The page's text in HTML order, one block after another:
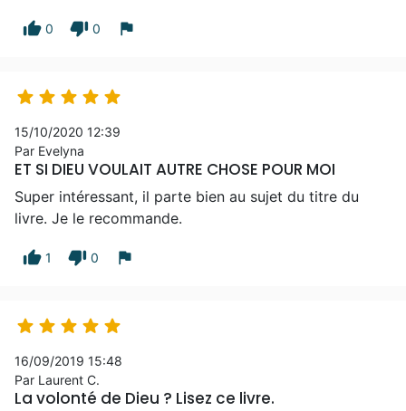
thumb_up 0 thumb_down 0 flag
    
15/10/2020 12:39
Par Evelyna
ET SI DIEU VOULAIT AUTRE CHOSE POUR MOI
Super intéressant, il parte bien au sujet du titre du
livre. Je le recommande.
thumb_up 1 thumb_down 0 flag
    
16/09/2019 15:48
Par Laurent C.
La volonté de Dieu ? Lisez ce livre.